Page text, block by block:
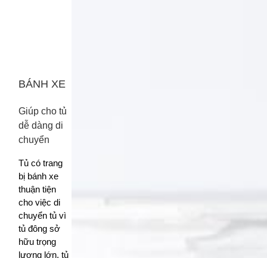
BÁNH XE
Giúp cho tủ
dễ dàng di
chuyển
Tủ có trang
bị bánh xe
thuận tiện
cho việc di
chuyển tủ vì
tủ đông sở
hữu trọng
lượng lớn, tủ